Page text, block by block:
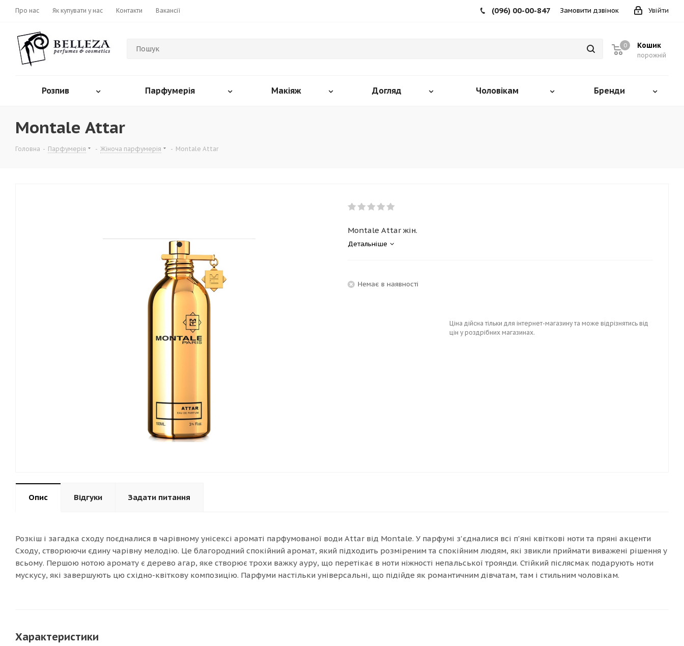
Про нас Як купувати у нас Контакти Вакансії Увійти
(096) 00-00-847 Замовити дзвінок
Кошик
порожній
0
Розпив Парфумерія Макіяж Догляд Чоловікам Бренди
Montale Attar
Головна - Парфумерія - Жіноча парфумерія - Montale Attar
Montale Attar жін.
Детальніше
Немає в наявності
Ціна дійсна тільки для інтернет-магазину та може відрізнятись від
цін у роздрібних магазинах.
Опис Відгуки Задати питання
Розкіш і загадка сходу поєдналися в чарівному унісексі ароматі парфумованої води Attar від Montale. У парфумі з'єдналися всі п'яні квіткові ноти та пряні акценти
Сходу, створюючи єдину чарівну мелодію. Це благородний спокійний аромат, який підходить розміреним та спокійним людям, які звикли приймати виважені рішення у
всьому. Першою нотою аромату є дерево агар, яке створює трохи важку ауру, що перетікає в ноти ніжності непальської троянди. Стійкий післясмак подарують ноти
мускусу, які завершують цю східно-квіткову композицію. Парфуми настільки універсальні, що підійде як романтичним дівчатам, там і стильним чоловікам.
Характеристики